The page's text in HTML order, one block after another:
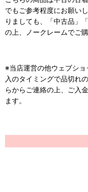
でもご参考程度にお願い
りましても、「中古品」
の上、ノークレームでご
※当店運営の他ウェブシ
入のタイミングで品切れ
らからご連絡の上、ご入
ます。